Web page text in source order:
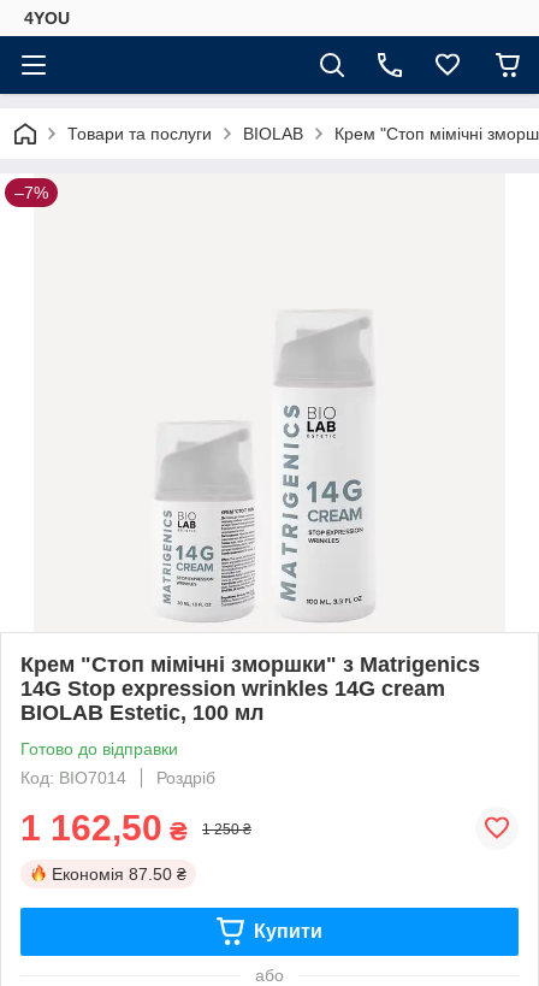
4YOU
Товари та послуги BIOLAB Крем "Стоп мімічні
–7%
Крем "Стоп мімічні зморшки" з Matrigenics
14G Stop expression wrinkles 14G сream
BIOLAB Estetic, 100 мл
Готово до відправки
Код: BIO7014
Роздріб
1 162,50 ₴ 1 250 ₴
Економія 87.50 ₴
Купити
або